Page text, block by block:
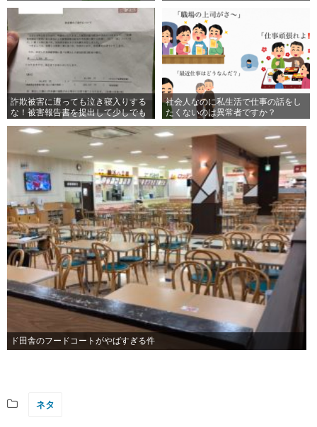
詐欺被害に遭っても泣き寝入りする
な！被害報告書を提出して少しでも
社会人なのに私生活で仕事の話をし
たくないのは異常者ですか？
ド田舎のフードコートがやばすぎる件
ネタ